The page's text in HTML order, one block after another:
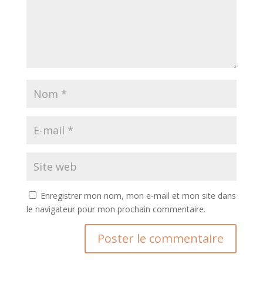
Enregistrer mon nom, mon e-mail et mon site dans
le navigateur pour mon prochain commentaire.